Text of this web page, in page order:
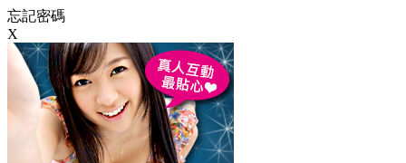
忘記密碼
X